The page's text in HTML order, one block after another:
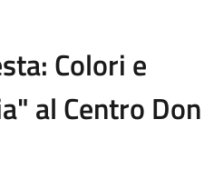
Colori e
al Centro Don